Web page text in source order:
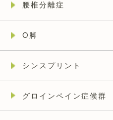
腰椎分離症
O脚
シンスプリント
グロインペイン症候群